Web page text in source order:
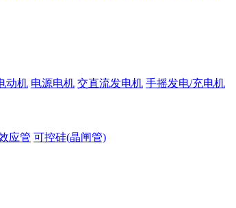
动机 电源电机 交直流发电机 手摇发电/充电机
应管 可控硅(晶闸管)